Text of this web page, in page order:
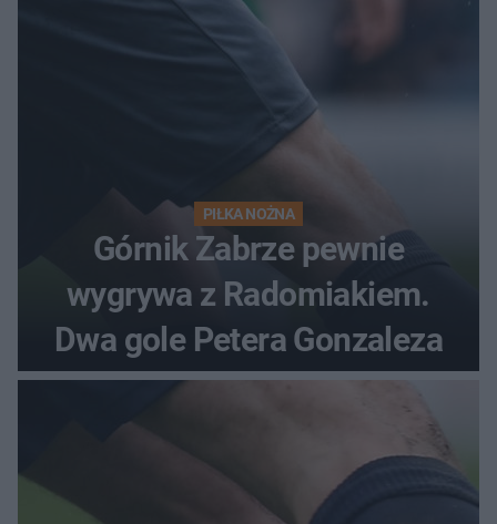
PIŁKA NOŻNA
Górnik Zabrze pewnie
wygrywa z Radomiakiem.
Dwa gole Petera Gonzaleza